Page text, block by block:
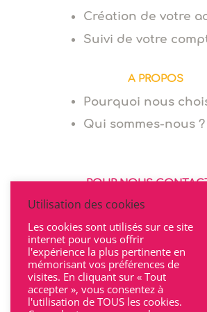
Création de votre
Suivi de votre
A PROPOS
Pourquoi nous
Qui sommes-nous ?
POUR NOUS
06 64 94 03 68
22 rue Seguin 69002
Utilisation des cookies
Les cookies sont utilisés sur ce site
internet pour vous offrir
l'expérience la plus pertinente en
mémorisant vos préférences de
visites. En cliquant sur « Tout
accepter », vous consentez à
l'utilisation de TOUS les cookies.